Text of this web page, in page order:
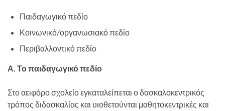
Παιδαγωγικό πεδίο
Κοινωνικό/οργανωσιακό πεδίο
Περιβαλλοντικό πεδίο
Α. Το παιδαγωγικό πεδίο
Στο αειφόρο σχολείο εγκαταλείπεται ο δασκαλοκεντρικός
τρόπος διδασκαλίας και υιοθετούνται μαθητοκεντρικές και